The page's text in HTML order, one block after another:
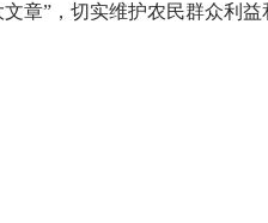
章”，切实维护农民群众利益